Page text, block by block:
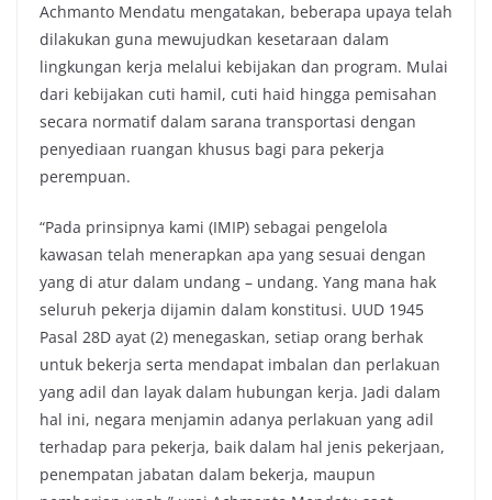
Achmanto Mendatu mengatakan, beberapa upaya telah
dilakukan guna mewujudkan kesetaraan dalam
lingkungan kerja melalui kebijakan dan program. Mulai
dari kebijakan cuti hamil, cuti haid hingga pemisahan
secara normatif dalam sarana transportasi dengan
penyediaan ruangan khusus bagi para pekerja
perempuan.
“Pada prinsipnya kami (IMIP) sebagai pengelola
kawasan telah menerapkan apa yang sesuai dengan
yang di atur dalam undang – undang. Yang mana hak
seluruh pekerja dijamin dalam konstitusi. UUD 1945
Pasal 28D ayat (2) menegaskan, setiap orang berhak
untuk bekerja serta mendapat imbalan dan perlakuan
yang adil dan layak dalam hubungan kerja. Jadi dalam
hal ini, negara menjamin adanya perlakuan yang adil
terhadap para pekerja, baik dalam hal jenis pekerjaan,
penempatan jabatan dalam bekerja, maupun